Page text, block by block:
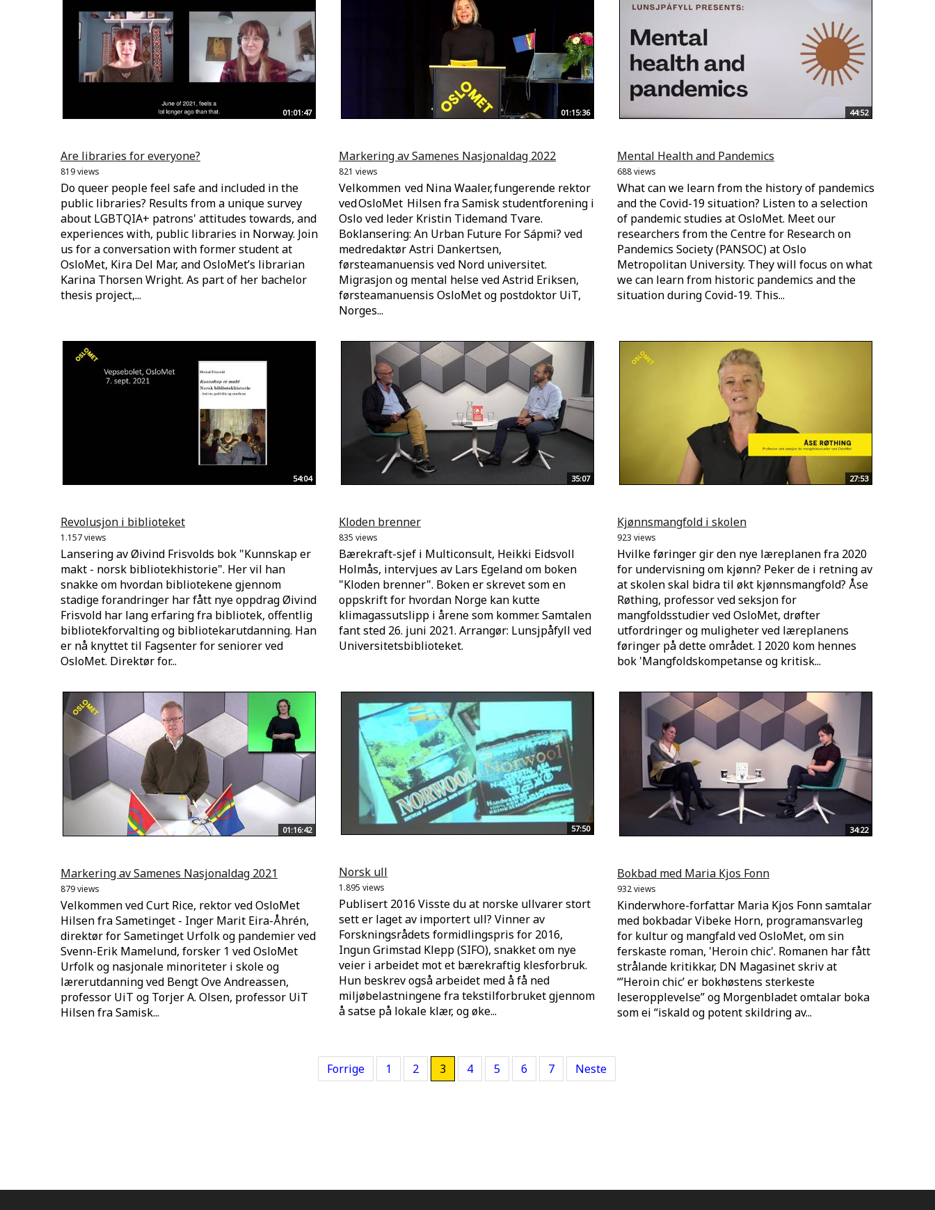
01:01:47
Are libraries for everyone?
819 views
Do queer people feel safe and included in the
public libraries? Results from a unique survey
about LGBTQIA+ patrons' attitudes towards, and
experiences with, public libraries in Norway. Join
us for a conversation with former student at
OsloMet, Kira Del Mar, and OsloMet’s librarian
Karina Thorsen Wright. As part of her bachelor
thesis project,...
01:15:36
Markering av Samenes Nasjonaldag 2022
821 views
Velkommen ved Nina Waaler, fungerende rektor
ved OsloMet Hilsen fra Samisk studentforening i
Oslo ved leder Kristin Tidemand Tvare.
Boklansering: An Urban Future For Sápmi? ved
medredaktør Astri Dankertsen,
førsteamanuensis ved Nord universitet.
Migrasjon og mental helse ved Astrid Eriksen,
førsteamanuensis OsloMet og postdoktor UiT,
Norges...
44:52
Mental Health and Pandemics
688 views
What can we learn from the history of pandemics
and the Covid-19 situation? Listen to a selection
of pandemic studies at OsloMet. Meet our
researchers from the Centre for Research on
Pandemics Society (PANSOC) at Oslo
Metropolitan University. They will focus on what
we can learn from historic pandemics and the
situation during Covid-19. This...
54:04
Revolusjon i biblioteket
1.157 views
Lansering av Øivind Frisvolds bok "Kunnskap er
makt - norsk bibliotekhistorie". Her vil han
snakke om hvordan bibliotekene gjennom
stadige forandringer har fått nye oppdrag Øivind
Frisvold har lang erfaring fra bibliotek, offentlig
bibliotekforvalting og bibliotekarutdanning. Han
er nå knyttet til Fagsenter for seniorer ved
OsloMet. Direktør for...
35:07
Kloden brenner
835 views
Bærekraft-sjef i Multiconsult, Heikki Eidsvoll
Holmås, intervjues av Lars Egeland om boken
"Kloden brenner". Boken er skrevet som en
oppskrift for hvordan Norge kan kutte
klimagassutslipp i årene som kommer. Samtalen
fant sted 26. juni 2021. Arrangør: Lunsjpåfyll ved
Universitetsbiblioteket.
27:53
Kjønnsmangfold i skolen
923 views
Hvilke føringer gir den nye læreplanen fra 2020
for undervisning om kjønn? Peker de i retning av
at skolen skal bidra til økt kjønnsmangfold? Åse
Røthing, professor ved seksjon for
mangfoldsstudier ved OsloMet, drøfter
utfordringer og muligheter ved læreplanens
føringer på dette området. I 2020 kom hennes
bok 'Mangfoldskompetanse og kritisk...
01:16:42
Markering av Samenes Nasjonaldag 2021
879 views
Velkommen ved Curt Rice, rektor ved OsloMet
Hilsen fra Sametinget - Inger Marit Eira-Åhrén,
direktør for Sametinget Urfolk og pandemier ved
Svenn-Erik Mamelund, forsker 1 ved OsloMet
Urfolk og nasjonale minoriteter i skole og
lærerutdanning ved Bengt Ove Andreassen,
professor UiT og Torjer A. Olsen, professor UiT
Hilsen fra Samisk...
57:50
Norsk ull
1.895 views
Publisert 2016 Visste du at norske ullvarer stort
sett er laget av importert ull? Vinner av
Forskningsrådets formidlingspris for 2016,
Ingun Grimstad Klepp (SIFO), snakket om nye
veier i arbeidet mot et bærekraftig klesforbruk.
Hun beskrev også arbeidet med å få ned
miljøbelastningene fra tekstilforbruket gjennom
å satse på lokale klær, og øke...
34:22
Bokbad med Maria Kjos Fonn
932 views
Kinderwhore-forfattar Maria Kjos Fonn samtalar
med bokbadar Vibeke Horn, programansvarleg
for kultur og mangfald ved OsloMet, om sin
ferskaste roman, 'Heroin chic'. Romanen har fått
strålande kritikkar, DN Magasinet skriv at
“’Heroin chic’ er bokhøstens sterkeste
leseropplevelse” og Morgenbladet omtalar boka
som ei “iskald og potent skildring av...
Forrige 1 2 3 4 5 6 7 Neste